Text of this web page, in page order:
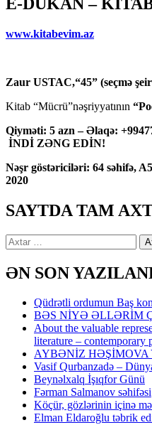
www.kitabevim.az
Zaur USTAC,“45” (seçmə
Kitab “Mücrü”nəşriyyatının
Qiyməti: 5 azn – Əlaqə:
İNDİ ZƏNG EDİN!
Nəşr göstəriciləri: 64 səhifə,
2020
SAYTDA TAM
Axtarış:
ƏN SON
Qüdrətli ordumun Baş
BƏS NİYƏ ƏLLƏRİM
About the valuable
literature – contemporary
AYBƏNİZ HƏŞİMOVA
Vasif Qurbanzadə –
Beynəlxalq İşıqfor Günü
Fərman Salmanov səhifəsi
Köçür, gözlərinin içinə
Elman Eldaroğlu təbrik